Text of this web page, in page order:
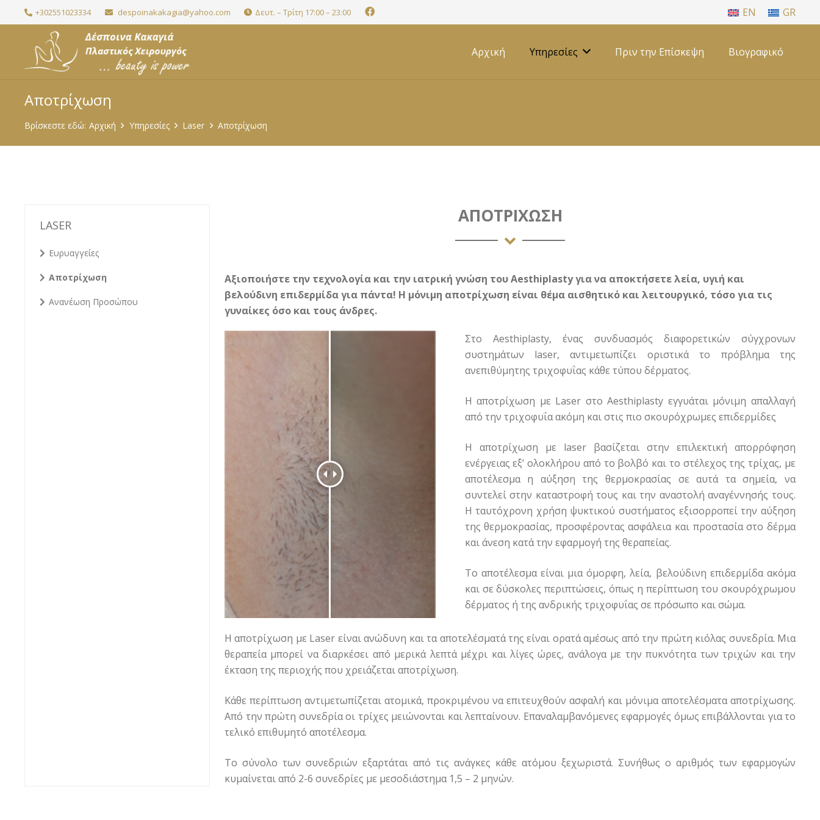
+302551023334 despoinakakagia@yahoo.com Δευτ. – Τρίτη 17:00 – 23:00 EN GR
Αρχική Υπηρεσίες Πριν την Επίσκεψη Βιογραφικό
Αποτρίχωση
Βρίσκεστε εδώ: Αρχική Υπηρεσίες Laser Αποτρίχωση
LASER
Ευρυαγγείες
Αποτρίχωση
Ανανέωση Προσώπου
ΑΠΟΤΡΙΧΩΣΗ
Αξιοποιήστε την τεχνολογία και την ιατρική γνώση του Aesthiplasty για να αποκτήσετε λεία, υγιή και
βελούδινη επιδερμίδα για πάντα! Η μόνιμη αποτρίχωση είναι θέμα αισθητικό και λειτουργικό, τόσο για τις
γυναίκες όσο και τους άνδρες.
Στο Aesthiplasty, ένας συνδυασμός διαφορετικών σύγχρονων
συστημάτων laser, αντιμετωπίζει οριστικά το πρόβλημα της
ανεπιθύμητης τριχοφυΐας κάθε τύπου δέρματος.
H αποτρίχωση με Laser στο Aesthiplasty εγγυάται μόνιμη απαλλαγή
από την τριχοφυΐα ακόμη και στις πιο σκουρόχρωμες επιδερμίδες
Η αποτρίχωση με laser βασίζεται στην επιλεκτική απορρόφηση
ενέργειας εξ’ ολοκλήρου από το βολβό και το στέλεχος της τρίχας, με
αποτέλεσμα η αύξηση της θερμοκρασίας σε αυτά τα σημεία, να
συντελεί στην καταστροφή τους και την αναστολή αναγέννησής τους.
Η ταυτόχρονη χρήση ψυκτικού συστήματος εξισορροπεί την αύξηση
της θερμοκρασίας, προσφέροντας ασφάλεια και προστασία στο δέρμα
και άνεση κατά την εφαρμογή της θεραπείας.
Το αποτέλεσμα είναι μια όμορφη, λεία, βελούδινη επιδερμίδα ακόμα
και σε δύσκολες περιπτώσεις, όπως η περίπτωση του σκουρόχρωμου
δέρματος ή της ανδρικής τριχοφυΐας σε πρόσωπο και σώμα.
Η αποτρίχωση με Laser είναι ανώδυνη και τα αποτελέσματά της είναι ορατά αμέσως από την πρώτη κιόλας συνεδρία. Μια
θεραπεία μπορεί να διαρκέσει από μερικά λεπτά μέχρι και λίγες ώρες, ανάλογα με την πυκνότητα των τριχών και την
έκταση της περιοχής που χρειάζεται αποτρίχωση.
Κάθε περίπτωση αντιμετωπίζεται ατομικά, προκριμένου να επιτευχθούν ασφαλή και μόνιμα αποτελέσματα αποτρίχωσης.
Από την πρώτη συνεδρία οι τρίχες μειώνονται και λεπταίνουν. Eπαναλαμβανόμενες εφαρμογές όμως επιβάλλονται για το
τελικό επιθυμητό αποτέλεσμα.
Το σύνολο των συνεδριών εξαρτάται από τις ανάγκες κάθε ατόμου ξεχωριστά. Συνήθως ο αριθμός των εφαρμογών
κυμαίνεται από 2-6 συνεδρίες με μεσοδιάστημα 1,5 – 2 μηνών.